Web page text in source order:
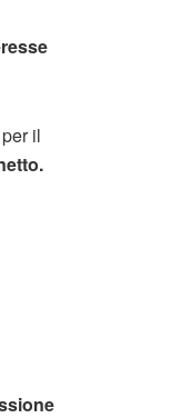
il